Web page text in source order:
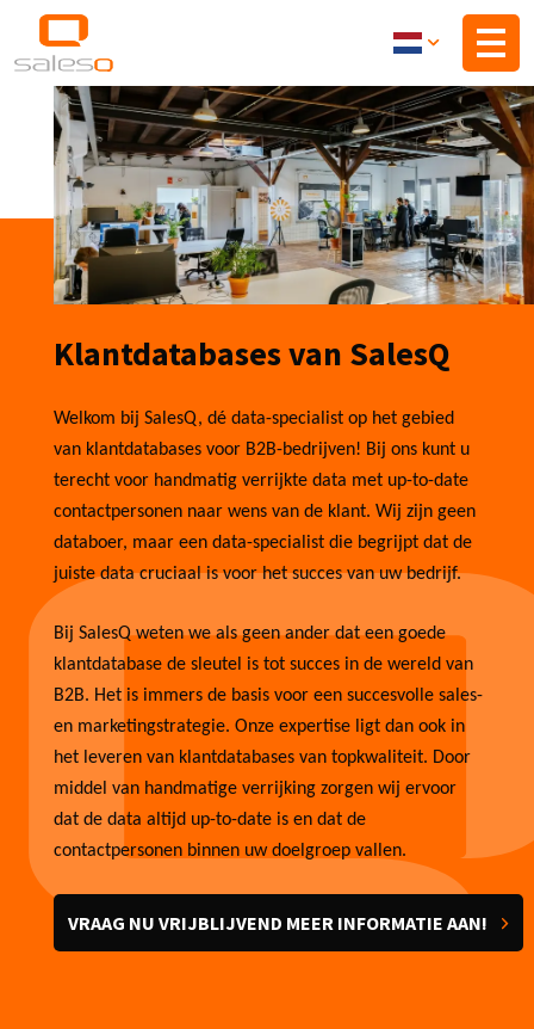
Overslaan
naar
Klantdatabases van SalesQ
Welkom bij SalesQ, dé data-specialist op het gebied
van klantdatabases voor B2B-bedrijven! Bij ons kunt u
terecht voor handmatig verrijkte data met up-to-date
contactpersonen naar wens van de klant. Wij zijn geen
databoer, maar een data-specialist die begrijpt dat de
juiste data cruciaal is voor het succes van uw bedrijf.
Bij SalesQ weten we als geen ander dat een goede
klantdatabase de sleutel is tot succes in de wereld van
B2B. Het is immers de basis voor een succesvolle sales-
en marketingstrategie. Onze expertise ligt dan ook in
het leveren van klantdatabases van topkwaliteit. Door
middel van handmatige verrijking zorgen wij ervoor
dat de data altijd up-to-date is en dat de
contactpersonen binnen uw doelgroep vallen.
VRAAG NU VRIJBLIJVEND MEER INFORMATIE AAN!